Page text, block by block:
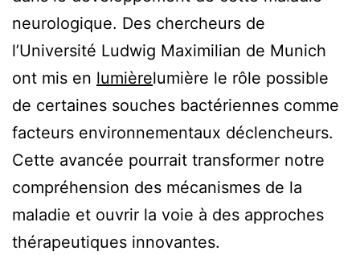
neurologique. Des chercheurs de
l’Université Ludwig Maximilian de Munich
ont mis en lumièrelumière le rôle possible
de certaines souches bactériennes comme
facteurs environnementaux déclencheurs.
Cette avancée pourrait transformer notre
compréhension des mécanismes de la
maladie et ouvrir la voie à des approches
thérapeutiques innovantes.